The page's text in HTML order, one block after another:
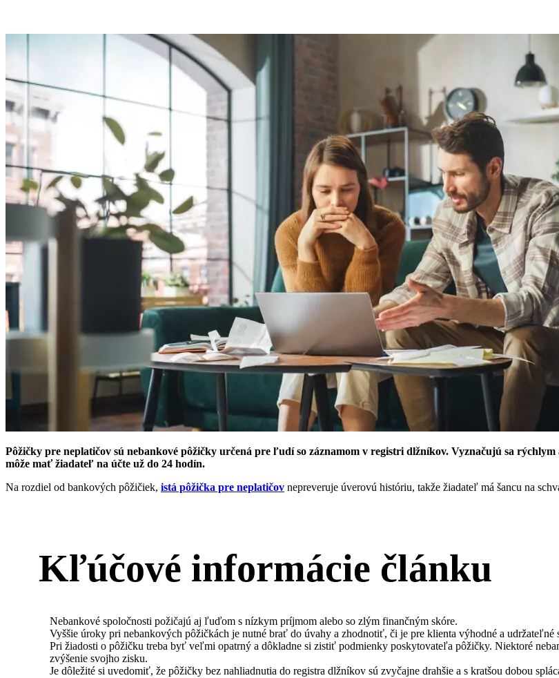
Pôžičky pre neplatičov sú nebankové pôžičky určená pre ľudí so záznamom v registri dlžníkov. Vyznačujú sa
môže mať žiadateľ na účte už do 24 hodín.
Na rozdiel od bankových pôžičiek, istá pôžička pre neplatičov nepreveruje úverovú históriu, takže žiadateľ má šancu na
Kľúčové informácie článku
Nebankové spoločnosti požičajú aj ľuďom s nízkym príjmom alebo so zlým finančným skóre.
Vyššie úroky pri nebankových pôžičkách je nutné brať do úvahy a zhodnotiť, či je pre klienta výhodné a
Pri žiadosti o pôžičku treba byť veľmi opatrný a dôkladne si zistiť podmienky poskytovateľa pôžičky. Niektoré
zvýšenie svojho zisku.
Je dôležité si uvedomiť, že pôžičky bez nahliadnutia do registra dlžníkov sú zvyčajne drahšie a s kratšou dobou